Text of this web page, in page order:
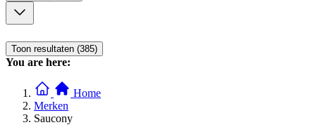
Toon resultaten (385)
You are here:
Home
Merken
Saucony